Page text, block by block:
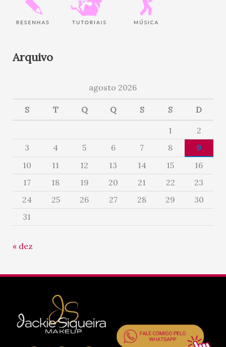
Arquivo
agosto 2026
S T Q Q S S D
1
2
3
4 5 6 7 8
9
10
11 12 13 14 15
16
17
18 19 20 21 22
23
24
25 26 27 28 29
30
31
« dez